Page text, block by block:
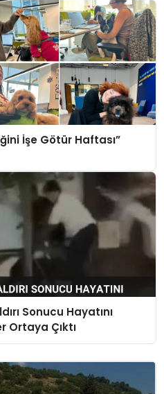
İşe Götür Haftası”
Sonucu Hayatını
Ortaya Çıktı